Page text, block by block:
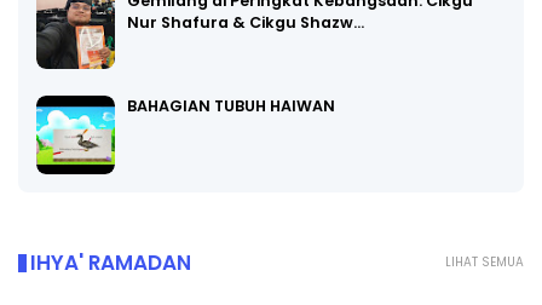
Nur Shafura & Cikgu Shazw…
BAHAGIAN TUBUH HAIWAN
LIHAT SEMUA
IHYA' RAMADAN